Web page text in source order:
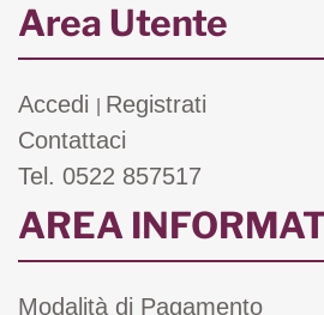
Area Utente
Accedi
Registrati
Contattaci
Tel. 0522 857517
AREA
Modalità di Pagamento